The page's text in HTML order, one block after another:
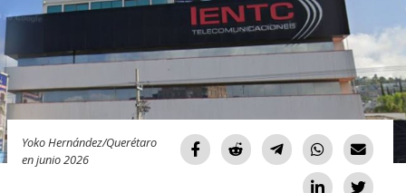
Yoko Hernández/Querétaro
en junio 2026